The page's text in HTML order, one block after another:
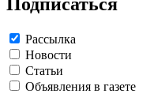
Рассылка
Новости
Статьи
Объявления в газете